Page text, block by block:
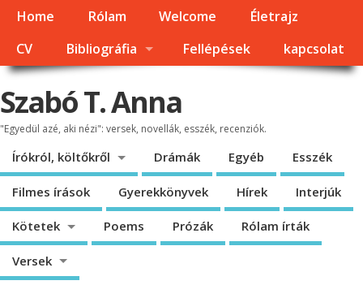
Home Rólam Welcome
Életrajz
CV
Bibliográfia Fellépések kapcsolat
Szabó T. Anna
"Egyedül azé, aki nézi": versek, novellák, esszék, recenziók.
Írókról, költőkről Drámák Egyéb Esszék
Filmes írások Gyerekkönyvek Hírek Interjúk
Kötetek Poems Prózák Rólam írták
Versek